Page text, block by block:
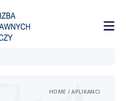
HOME / APLIKANCI